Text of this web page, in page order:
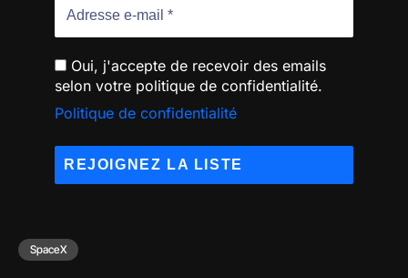
Oui, j'accepte de recevoir des emails
selon votre politique de confidentialité.
Politique de confidentialité
SpaceX